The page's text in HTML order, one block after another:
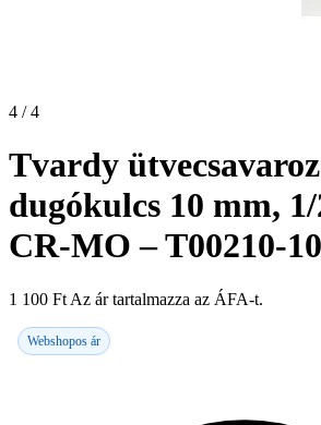
4 / 4
Tvardy
dugókulcs 10 mm,
CR-MO – T00210-10
1 100 Ft Az ár tartalmazza az ÁFA-t.
Webshopos ár